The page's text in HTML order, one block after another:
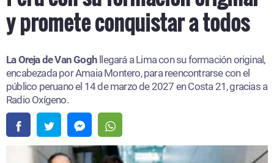
y promete conquistar a todos
La Oreja de Van Gogh llegará a Lima con su formación original,
encabezada por Amaia Montero, para reencontrarse con el
público peruano el 14 de marzo de 2027 en Costa 21, gracias a
Radio Oxígeno.